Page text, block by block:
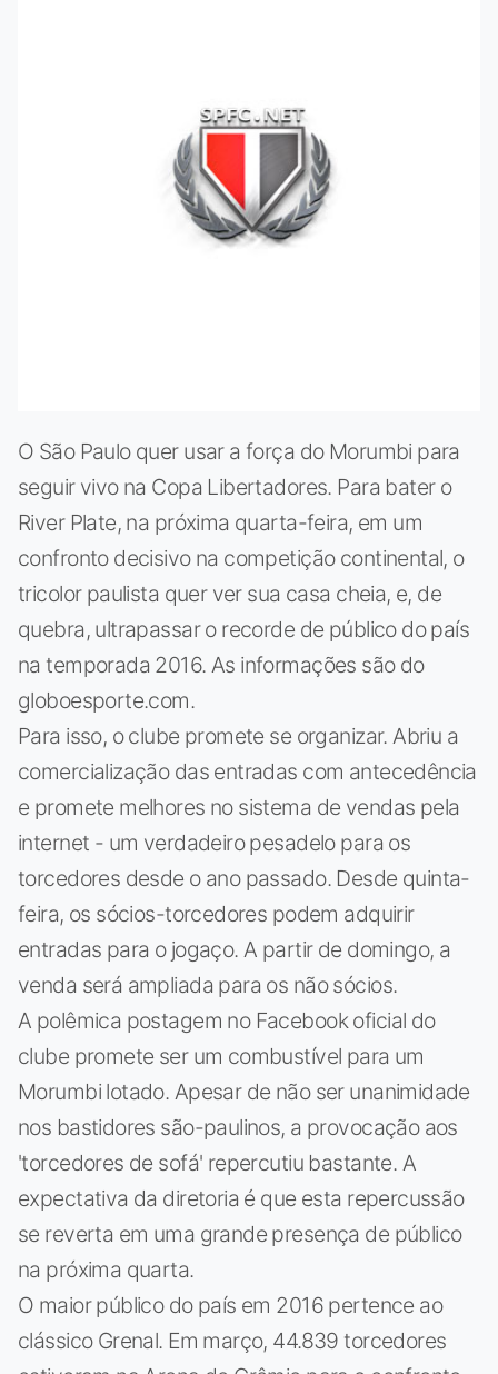
O São Paulo quer usar a força do Morumbi para
seguir vivo na Copa Libertadores. Para bater o
River Plate, na próxima quarta-feira, em um
confronto decisivo na competição continental, o
tricolor paulista quer ver sua casa cheia, e, de
quebra, ultrapassar o recorde de público do país
na temporada 2016. As informações são do
globoesporte.com.
Para isso, o clube promete se organizar. Abriu a
comercialização das entradas com antecedência
e promete melhores no sistema de vendas pela
internet - um verdadeiro pesadelo para os
torcedores desde o ano passado. Desde quinta-
feira, os sócios-torcedores podem adquirir
entradas para o jogaço. A partir de domingo, a
venda será ampliada para os não sócios.
A polêmica postagem no Facebook oficial do
clube promete ser um combustível para um
Morumbi lotado. Apesar de não ser unanimidade
nos bastidores são-paulinos, a provocação aos
'torcedores de sofá' repercutiu bastante. A
expectativa da diretoria é que esta repercussão
se reverta em uma grande presença de público
na próxima quarta.
O maior público do país em 2016 pertence ao
clássico Grenal. Em março, 44.839 torcedores